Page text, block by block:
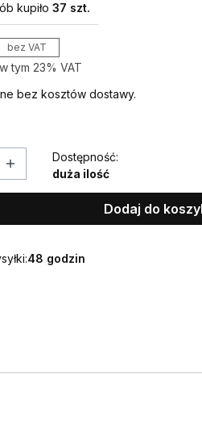
kupiło 37 szt.
bez VAT
tym 23% VAT
w tym 23% VAT
bez kosztów dostawy.
Dostępność:
duża ilość
Dodaj do
48 godzin